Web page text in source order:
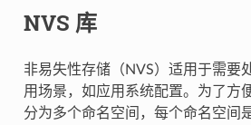
NVS 库
非易失性存储（NVS）适用于需要
用场景，如应用系统配置。为了方
分为多个命名空间，每个命名空间